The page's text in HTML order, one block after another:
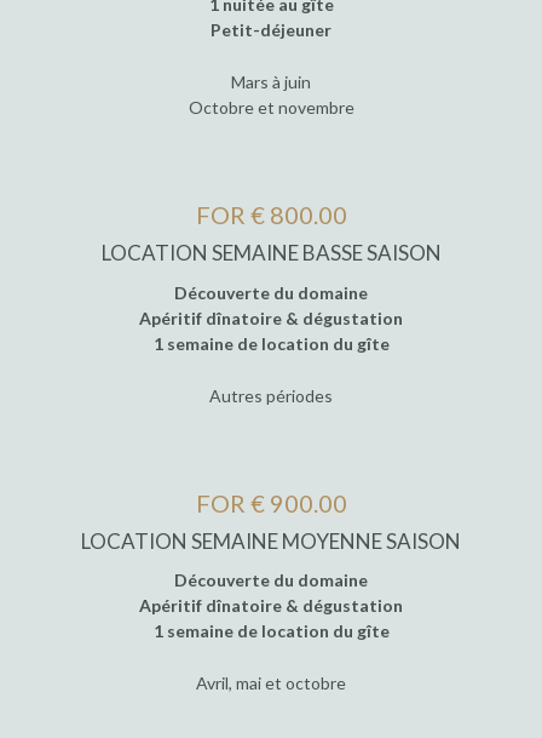
Petit-déjeuner
Mars à juin
Octobre et novembre
FOR € 800.00
LOCATION SEMAINE BASSE SAISON
Découverte du domaine
Apéritif dînatoire & dégustation
1 semaine de location du gîte
Autres périodes
FOR € 900.00
LOCATION SEMAINE MOYENNE SAISON
Découverte du domaine
Apéritif dînatoire & dégustation
1 semaine de location du gîte
Avril, mai et octobre